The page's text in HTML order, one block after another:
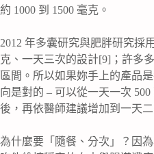
約 1000 到 1500 毫克。
2012 年多囊研究與肥胖研究採
克、一天三次的設計[9]；許多
區間。所以如果妳手上的產品
向是對的 – 可以從一天一次
後，再依醫師建議增加到一天二
為什麼要「隨餐、分次」？因